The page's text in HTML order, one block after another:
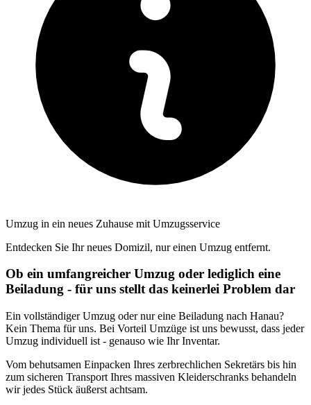
Umzug in ein neues Zuhause mit Umzugsservice
Entdecken Sie Ihr neues Domizil, nur einen Umzug entfernt.
Ob ein umfangreicher Umzug oder lediglich eine
Beiladung - für uns stellt das keinerlei Problem dar
Ein vollständiger Umzug oder nur eine Beiladung nach Hanau?
Kein Thema für uns. Bei Vorteil Umzüge ist uns bewusst, dass jeder
Umzug individuell ist - genauso wie Ihr Inventar.
Vom behutsamen Einpacken Ihres zerbrechlichen Sekretärs bis hin
zum sicheren Transport Ihres massiven Kleiderschranks behandeln
wir jedes Stück äußerst achtsam.